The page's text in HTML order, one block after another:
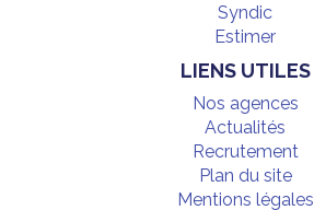
Syndic
Estimer
LIENS UTILES
Nos agences
Actualités
Recrutement
Plan du site
Mentions légales